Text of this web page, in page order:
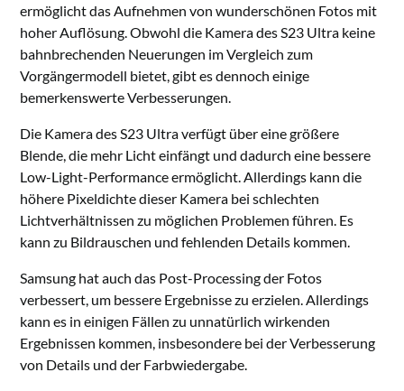
ermöglicht das Aufnehmen von wunderschönen Fotos mit
hoher Auflösung. Obwohl die Kamera des S23 Ultra keine
bahnbrechenden Neuerungen im Vergleich zum
Vorgängermodell bietet, gibt es dennoch einige
bemerkenswerte Verbesserungen.
Die Kamera des S23 Ultra verfügt über eine größere
Blende, die mehr Licht einfängt und dadurch eine bessere
Low-Light-Performance ermöglicht. Allerdings kann die
höhere Pixeldichte dieser Kamera bei schlechten
Lichtverhältnissen zu möglichen Problemen führen. Es
kann zu Bildrauschen und fehlenden Details kommen.
Samsung hat auch das Post-Processing der Fotos
verbessert, um bessere Ergebnisse zu erzielen. Allerdings
kann es in einigen Fällen zu unnatürlich wirkenden
Ergebnissen kommen, insbesondere bei der Verbesserung
von Details und der Farbwiedergabe.